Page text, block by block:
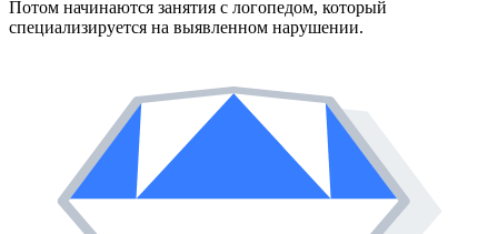
Потом начинаются занятия с логопедом, который
специализируется на выявленном нарушении.